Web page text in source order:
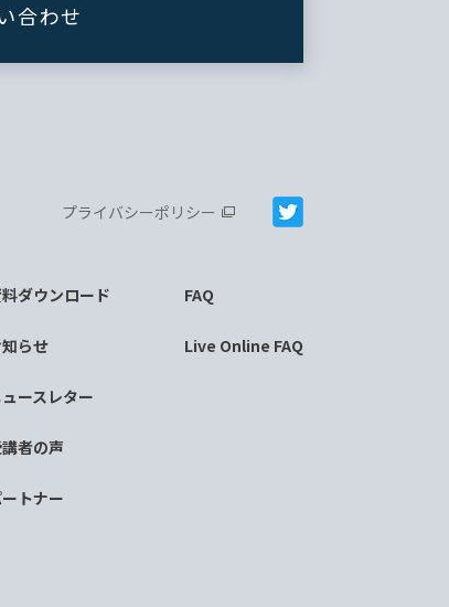
合わせ
プライバシーポリシー
ダウンロード
らせ
ースレター
者の声
トナー
FAQ
Live Online FAQ